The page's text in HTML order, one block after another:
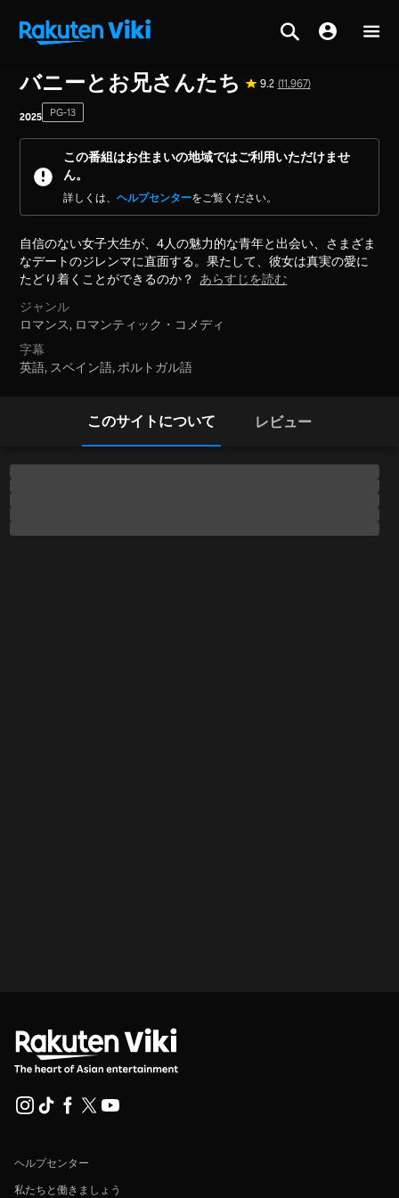
バニーとお兄さんたち 9.2 (11,967)
2025 PG-13
この番組はお住まいの地域ではご利用いただけませ
ん。
詳しくは、ヘルプセンターをご覧ください。
自信のない女子大生が、4人の魅力的な青年と出会い、さまざま
なデートのジレンマに直面する。果たして、彼女は真実の愛に
たどり着くことができるのか？ あらすじを読む
ジャンル
ロマンス, ロマンティック・コメディ
字幕
英語, スペイン語, ポルトガル語
このサイトについて レビュー
ヘルプセンター
私たちと働きましょう